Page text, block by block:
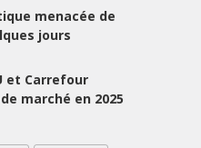
menacée de
jours
et Carrefour
marché en 2025